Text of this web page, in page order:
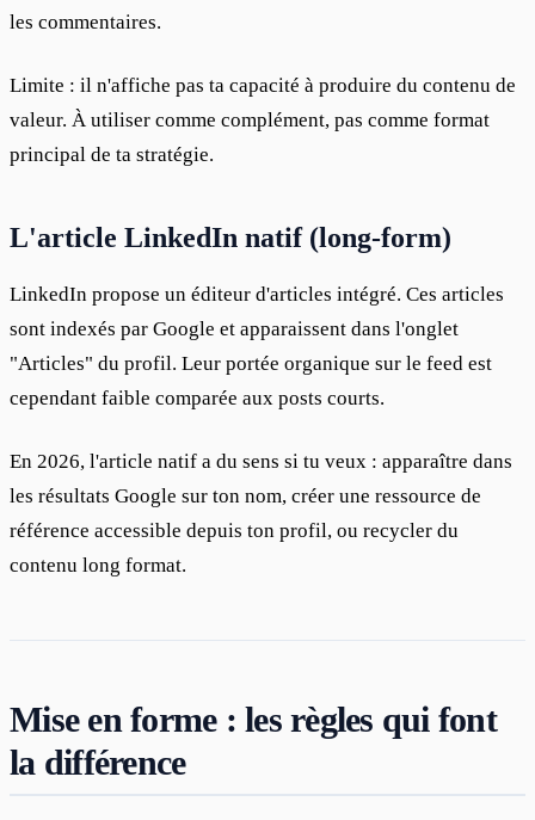
les commentaires.
Limite : il n'affiche pas ta capacité à produire du contenu de
valeur. À utiliser comme complément, pas comme format
principal de ta stratégie.
L'article LinkedIn natif (long-form)
LinkedIn propose un éditeur d'articles intégré. Ces articles
sont indexés par Google et apparaissent dans l'onglet
"Articles" du profil. Leur portée organique sur le feed est
cependant faible comparée aux posts courts.
En 2026, l'article natif a du sens si tu veux : apparaître dans
les résultats Google sur ton nom, créer une ressource de
référence accessible depuis ton profil, ou recycler du
contenu long format.
Mise en forme : les règles qui font
la différence